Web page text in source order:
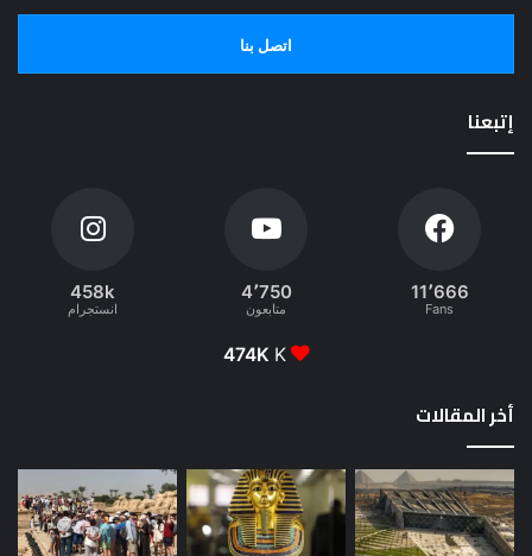
اتصل بنا
إتبعنا
11٬666
Fans
4٬750
متابعون
458k
انستجرام
474K K
أخر المقالات